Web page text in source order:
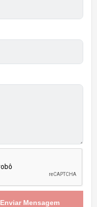
Enviar Mensagem